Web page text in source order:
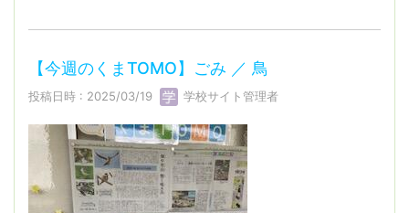
【今週のくまTOMO】ごみ ／ 鳥
投稿日時 : 2025/03/19 学校サイト管理者